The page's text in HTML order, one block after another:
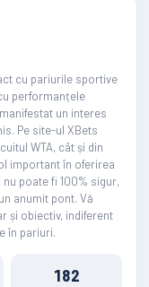
cu pariurile sportive
performanțele
un interes
Pe site-ul XBets
WTA, cât și din
important în oferirea
poate fi 100% sigur,
anumit pont. Vă
și obiectiv, indiferent
în pariuri.
182